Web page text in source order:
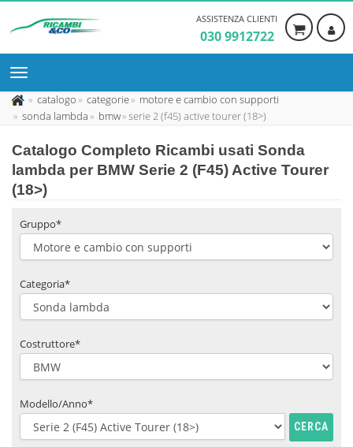
ASSISTENZA CLIENTI
030 9912722
catalogo categorie
motore e cambio con supporti
sonda lambda
bmw serie 2 (f45) active tourer (18>)
Catalogo Completo Ricambi usati Sonda
lambda per BMW Serie 2 (F45) Active Tourer
(18>)
Gruppo*
Categoria*
Costruttore*
Modello/Anno*
CERCA